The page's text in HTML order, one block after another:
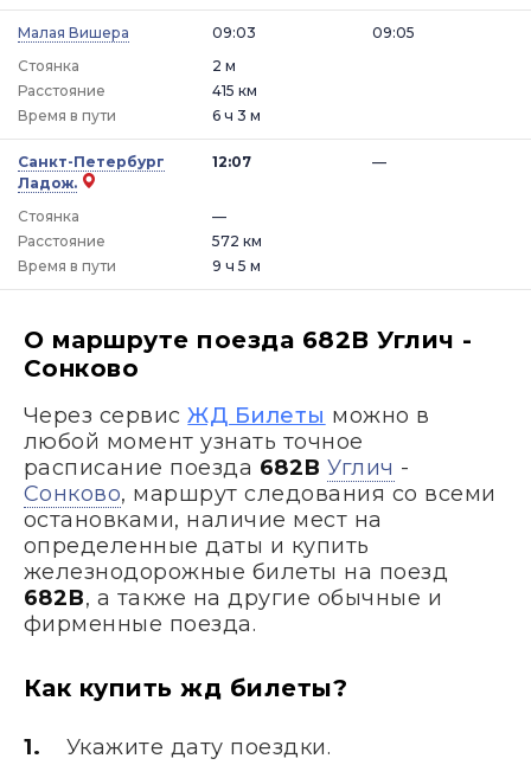
Малая Вишера
09:03
Стоянка
2 м
09:05
Расстояние
415 км
Время в пути
6 ч 3 м
Санкт-Петербург
Ладож.
12:07
Стоянка —
—
Расстояние
572 км
Время в пути
9 ч 5 м
О маршруте поезда 682В Углич -
Сонково
Через сервисЖД Билеты можно в
любой момент узнать точное
расписание поезда 682В Углич -
Сонково, маршрут следования со всеми
остановками, наличие мест на
определенные даты и купить
железнодорожные билеты на поезд
682В, а также на другие обычные и
фирменные поезда.
Как купить жд билеты?
Укажите дату поездки.